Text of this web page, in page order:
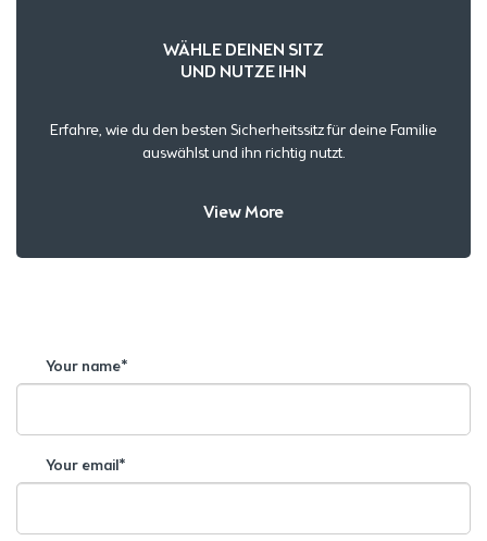
WÄHLE DEINEN SITZ
UND NUTZE IHN
Erfahre, wie du den besten Sicherheitssitz für deine Familie
auswählst und ihn richtig nutzt.
View More
Your name*
Your email*